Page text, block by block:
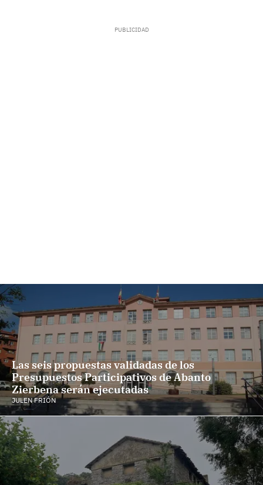
Las seis propuestas validadas de los
Presupuestos Participativos de Abanto
Zierbena serán ejecutadas
JULEN FRIÓN